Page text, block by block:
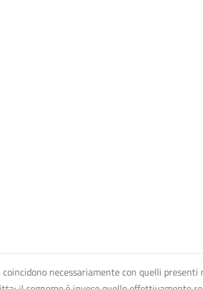
necessariamente con quelli presenti